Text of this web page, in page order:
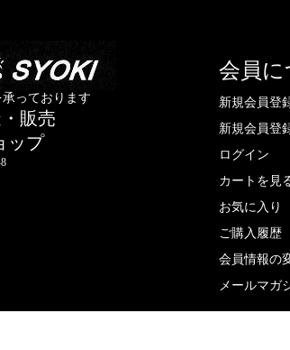
っております
販売
ップ
会員に
新規会員登
新規会員登
ログイン
カートを見
お気に入り
ご購入履歴
会員情報の
メールマガ